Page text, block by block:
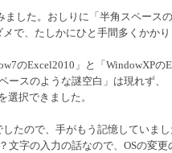
ました。おしりに「半角スペース
で、たしかにひと手間多くかか
のExcel2010」と「WindowXPの
ースのような謎空白」は現れず、
択できました。
たので、手がもう記憶していま
文字の入力の話なので、OSの変更